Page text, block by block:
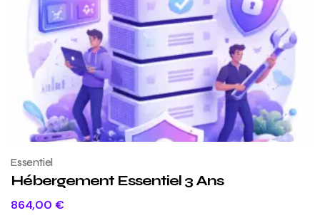
Essentiel
Hébergement Essentiel 3 Ans
864,00 €